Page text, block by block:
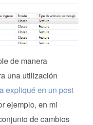
de manera
una utilización
expliqué en un post
ejemplo, en mi
de cambios